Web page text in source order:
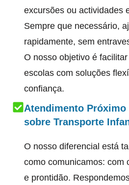
excursões ou actividades
Sempre que necessário,
rapidamente, sem
O nosso objetivo é
escolas com soluções
confiança.
Atendimento
sobre Transporte
O nosso diferencial está
como comunicamos: com
e prontidão.